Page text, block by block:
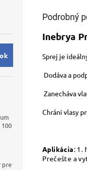
pre
Podrobný
Inebrya
Sprej je
Dodáva a
Zanecháva
Chráni vlasy
Aplikácia: 1.
Prečešte a